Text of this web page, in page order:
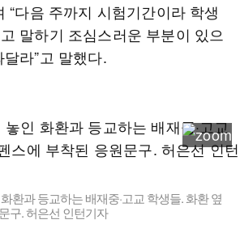
“다음 주까지 시험기간이라 학생
말하기 조심스러운 부분이 있으
라”고 말했다.
환과 등교하는 배재중·고교 학생들. 화환 옆
구. 허은선 인턴기자